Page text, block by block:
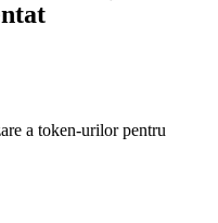
a token-urilor pentru